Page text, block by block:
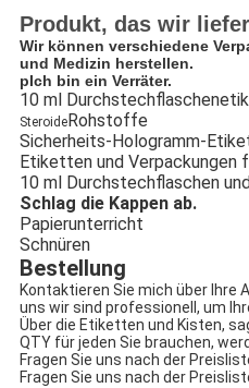
Produkt, das wir
Wir können verschiedene
und Medizin herstellen.
pIch bin ein Verräter.
10 ml
SteroideRohstoffe
Sicherheits-Hologramm-
Etiketten und Verpackungen
10 ml Durchstechflaschen
Schlag die Kappen ab.
Papierunterricht
Schnüren
Bestellung
Kontaktieren Sie mich über Ihre
uns wir sind professionell, um
Über die Etiketten und Kisten,
QTY für jeden Sie brauchen,
Fragen Sie uns nach der
Fragen Sie uns nach der